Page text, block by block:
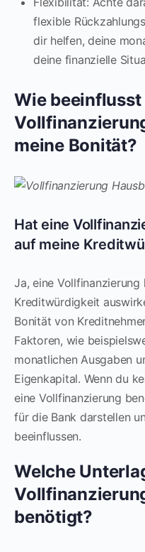
flexible
dir helfen, deine
deine finanzielle
Wie beeinflusst
meine Bonität?
Hat eine
auf meine
Ja, eine
Kreditwürdigkeit
Bonität von
Faktoren, wie
monatlichen Ausgaben
Eigenkapital. Wenn du
eine Vollfinanzierung
für die Bank darstellen
beeinflussen.
Welche
benötigt?